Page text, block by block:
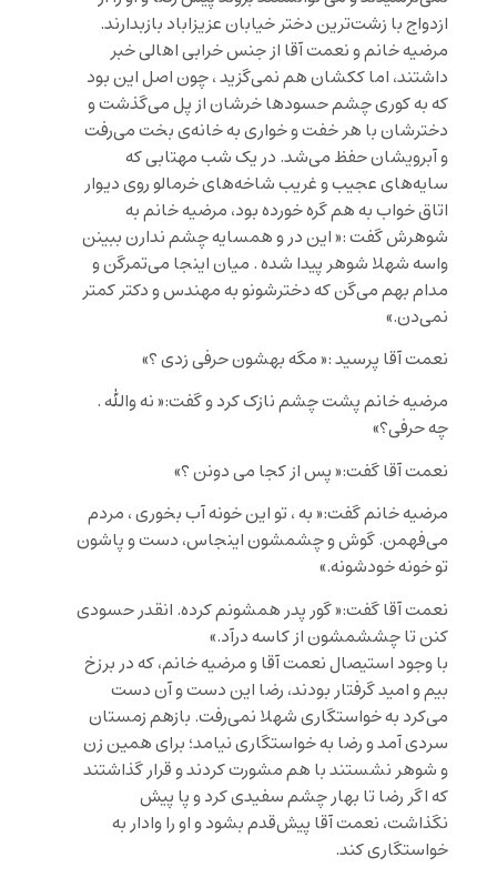
ازدواج با زشت‌ترین دختر خیابان عزیزاباد بازبدارند.
مرضيه خانم و نعمت آقا از جنس خرابی اهالی خبر
داشتند، اما ککشان هم نمی‌گزید ، چون اصل این بود
که به کوری چشم حسودها خرشان از پل می‌گذشت و
دخترشان با هر خفت و خواری به خانه‌ی بخت می‌رفت
و آبرویشان حفظ می‌شد. در یک شب مهتابی که
سایه‌های عجیب و غریب شاخه‌های خرمالو روی دیوار
اتاق خواب به هم گره خورده بود، مرضیه خانم به
شوهرش گفت :« این در و همسایه چشم ندارن ببینن
واسه شهلا شوهر پیدا شده . میان اینجا می‌تمرگن و
مدام بهم می‌گن که دخترشونو به مهندس و دکتر کمتر
نمی‌دن.»
نعمت آقا پرسید :« مگه بهشون حرفی زدی ؟»
مرضیه خانم پشت چشم نازک کرد و گفت:« نه والله .
چه حرفی؟»
نعمت آقا گفت:« پس از کجا می دونن ؟»
مرضیه خانم گفت:« به ، تو این خونه آب بخوری ، مردم
می‌فهمن. گوش و چشمشون اینجاس، دست و پاشون
تو خونه خودشونه.»
نعمت آقا گفت:« گور پدر همشونم کرده. انقدر حسودی
کنن تا چششمشون از کاسه درآد.»
با وجود استیصال نعمت آقا و مرضیه خانم، که در برزخ
بیم و امید گرفتار بودند، رضا این دست و آن دست
می‌کرد به خواستگاری شهلا نمی‌رفت. بازهم زمستان
سردی آمد و رضا به خواستگاری نیامد؛ برای همین زن
و شوهر نشستند با هم مشورت کردند و قرار گذاشتند
که اگر رضا تا بهار چشم سفیدی کرد و پا پیش
نگذاشت، نعمت آقا پيش‌قدم بشود و او را وادار به
خواستگاری کند.